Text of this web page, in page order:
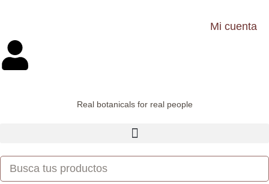
al
contenido
Mi cuenta
Real botanicals for real people